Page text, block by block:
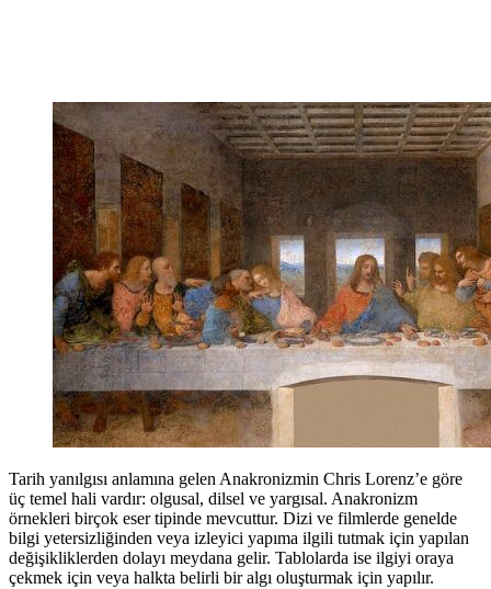
Tarih yanılgısı anlamına gelen Anakronizmin Chris Lorenz’e göre
üç temel hali vardır: olgusal, dilsel ve yargısal. Anakronizm
örnekleri birçok eser tipinde mevcuttur. Dizi ve filmlerde genelde
bilgi yetersizliğinden veya izleyici yapıma ilgili tutmak için yapılan
değişikliklerden dolayı meydana gelir. Tablolarda ise ilgiyi oraya
çekmek için veya halkta belirli bir algı oluşturmak için yapılır.